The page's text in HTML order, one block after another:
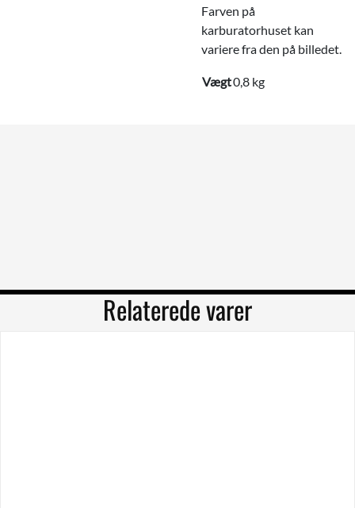
Farven på
karburatorhuset kan
variere fra den på billedet.
Vægt0,8 kg
Relaterede varer